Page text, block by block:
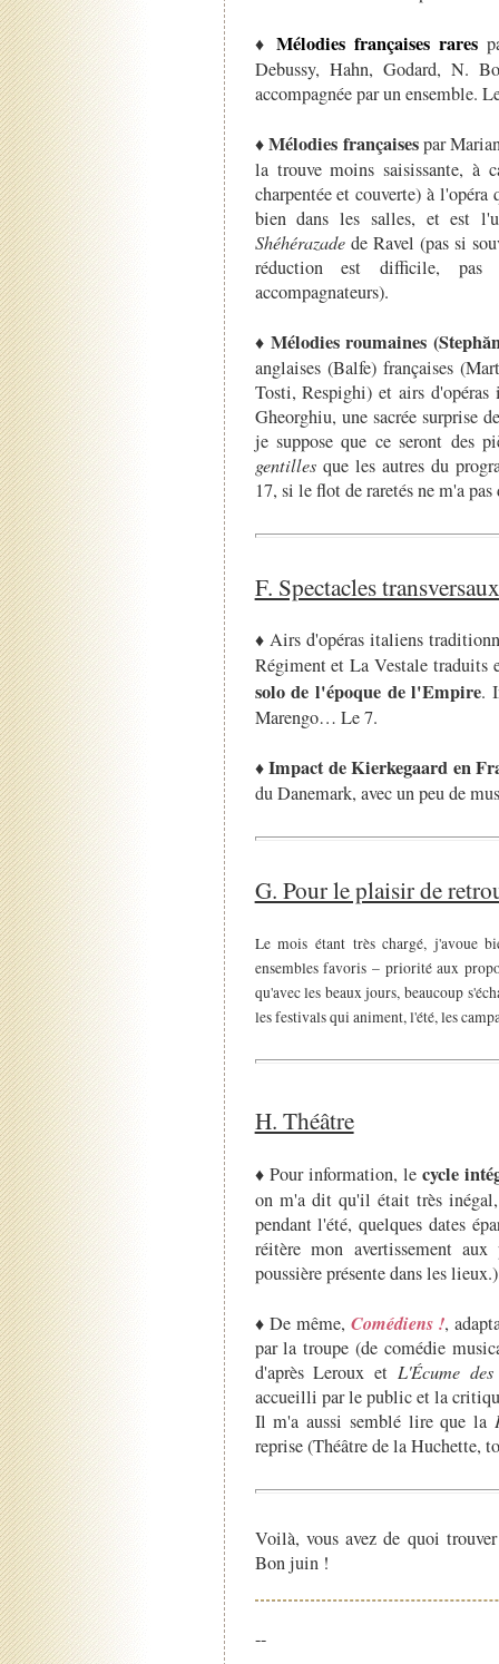
♦Mélodies françaises rares
Debussy, Hahn, Godard, N.
accompagnée par un ensemble.
♦Mélodies françaisespar
la trouve moins saisissante, à
charpentée et couverte) à
bien dans les salles, et est
Shéhérazadede Ravel (pas si
réduction est difficile, pas
accompagnateurs).
♦Mélodies roumaines
anglaises (Balfe) françaises
Tosti, Respighi) et airs
Gheorghiu, une sacrée surprise
je suppose que ce seront des
gentillesque les autres du
17, si le flot de raretés ne m'a
F. Spectacles transversaux
♦ Airs d'opéras italiens
Régiment et La Vestale
solo de l'époque de l'Empire.
Marengo… Le 7.
♦Impact de Kierkegaard en
du Danemark, avec un peu de
G. Pour le plaisir de
Le mois étant très chargé, j'avoue
ensembles favoris – priorité aux
qu'avec les beaux jours, beaucoup
les festivals qui animent, l'été, les
H. Théâtre
♦ Pour information, le cycle
on m'a dit qu'il était très inégal,
pendant l'été, quelques dates
réitère mon avertissement
poussière présente dans les lieux.)
♦ De même, Comédiens !,
par la troupe (de comédie
d'après Leroux et L'Écume
accueilli par le public et la
Il m'a aussi semblé lire que la
reprise (Théâtre de la Huchette,
Voilà, vous avez de quoi
Bon juin !
--